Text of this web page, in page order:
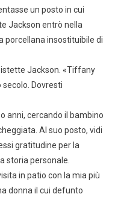
un posto in cui
Jackson entrò nella
porcellana insostituibile di
Jackson. «Tiffany
Dovresti
anni, cercando il bambino
Al suo posto, vidi
gratitudine per la
storia personale.
in patio con la mia più
donna il cui defunto